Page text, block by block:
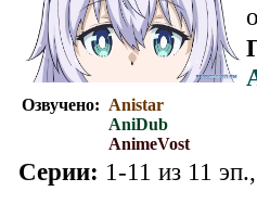
Озвучено: Anistar
AniDub
AnimeVost
Серии: 1-11 из 11